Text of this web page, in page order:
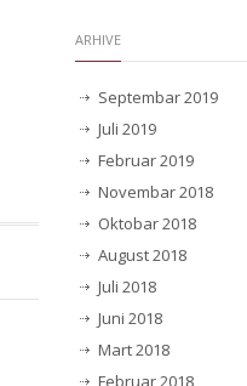
ARHIVE
Septembar 2019
Juli 2019
Februar 2019
Novembar 2018
Oktobar 2018
August 2018
Juli 2018
Juni 2018
Mart 2018
Februar 2018